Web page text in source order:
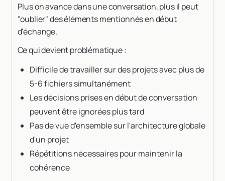
Plus on avance dans une conversation, plus il peut
"oublier" des éléments mentionnés en début
d'échange.
Ce qui devient problématique :
Difficile de travailler sur des projets avec plus de
5-6 fichiers simultanément
Les décisions prises en début de conversation
peuvent être ignorées plus tard
Pas de vue d'ensemble sur l'architecture globale
d'un projet
Répétitions nécessaires pour maintenir la
cohérence